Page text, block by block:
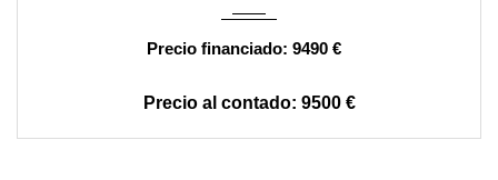
9490 €
9500 €